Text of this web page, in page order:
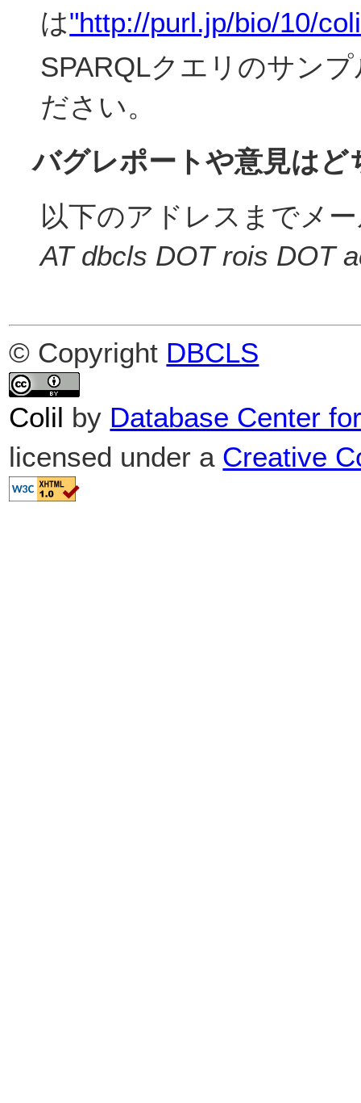
は"http://purl.jp/bio/10/
SPARQLクエリのサン
ださい。
バグレポートや意見は
以下のアドレスまでメ
AT dbcls DOT rois DOT
© Copyright DBCLS
Colil by Database Center
licensed under a Creative